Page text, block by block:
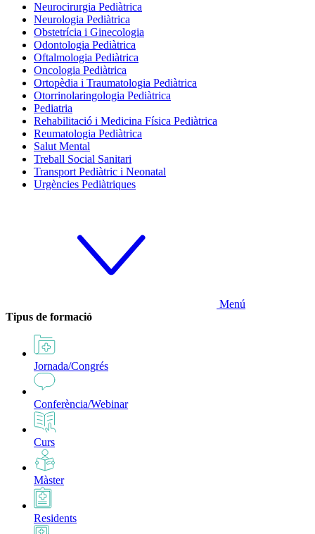
Neurocirurgia Pediàtrica
Neurologia Pediàtrica
Obstetrícia i Ginecologia
Odontologia Pediàtrica
Oftalmologia Pediàtrica
Oncologia Pediàtrica
Ortopèdia i Traumatologia Pediàtrica
Otorrinolaringologia Pediàtrica
Pediatria
Rehabilitació i Medicina Física Pediàtrica
Reumatologia Pediàtrica
Salut Mental
Treball Social Sanitari
Transport Pediàtric i Neonatal
Urgències Pediàtriques
Menú
Tipus de formació
Jornada/Congrés
Conferència/Webinar
Curs
Màster
Residents